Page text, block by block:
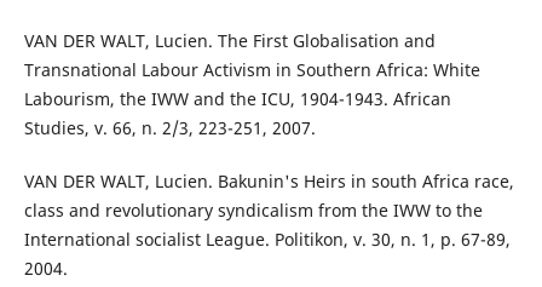
VAN DER WALT, Lucien. The First Globalisation and
Transnational Labour Activism in Southern Africa: White
Labourism, the IWW and the ICU, 1904-1943. African
Studies, v. 66, n. 2/3, 223-251, 2007.
VAN DER WALT, Lucien. Bakunin's Heirs in south Africa race,
class and revolutionary syndicalism from the IWW to the
International socialist League. Politikon, v. 30, n. 1, p. 67-89,
2004.